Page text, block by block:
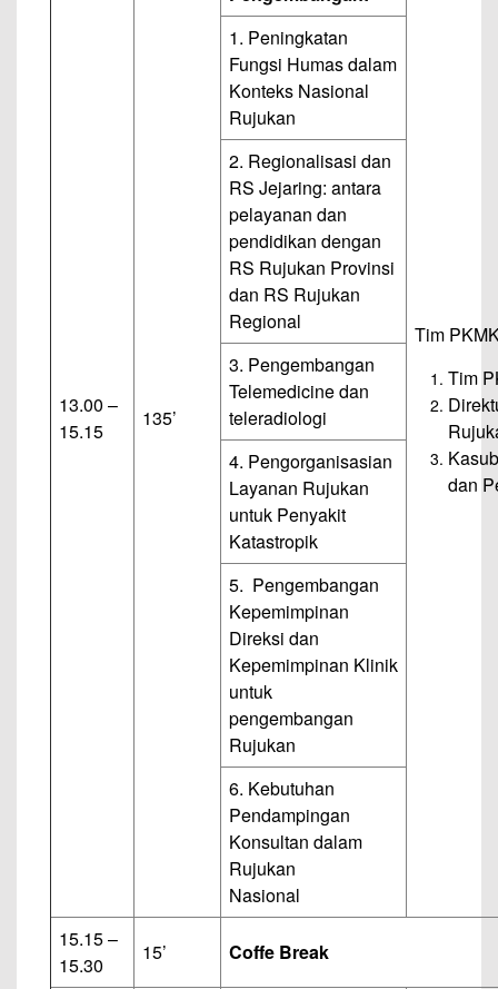
13.00 –
15.15
135’
Tim
Tim
dan
1. Peningkatan
Fungsi Humas dalam
Konteks Nasional
Rujukan
2. Regionalisasi dan
RS Jejaring: antara
pelayanan dan
pendidikan dengan
RS Rujukan Provinsi
dan RS Rujukan
Regional
3. Pengembangan
Telemedicine dan
teleradiologi
4. Pengorganisasian
Layanan Rujukan
untuk Penyakit
Katastropik
5. Pengembangan
Kepemimpinan
Direksi dan
Kepemimpinan Klinik
untuk
pengembangan
Rujukan
6. Kebutuhan
Pendampingan
Konsultan dalam
Rujukan
Nasional
15.15 –
15.30
15’ Coffe Break